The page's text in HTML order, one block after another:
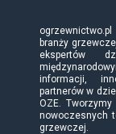
branży
ekspertów
informacji,
partnerów w
OZE.
nowoczesnych
grzewczej.